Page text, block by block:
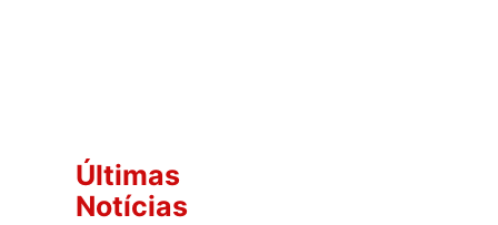
Últimas
Notícias